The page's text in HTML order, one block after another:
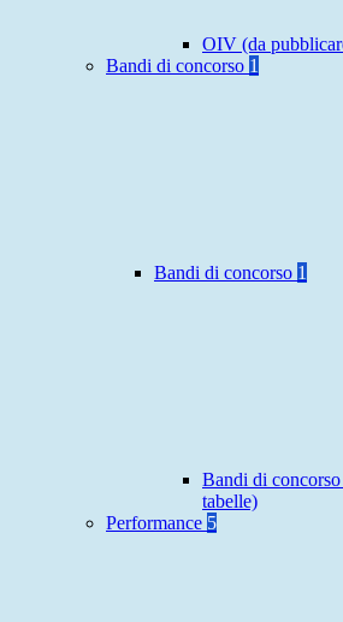
OIV (da
Bandi di concorso 1
Bandi di concorso 1
Bandi di
tabelle)
Performance 5